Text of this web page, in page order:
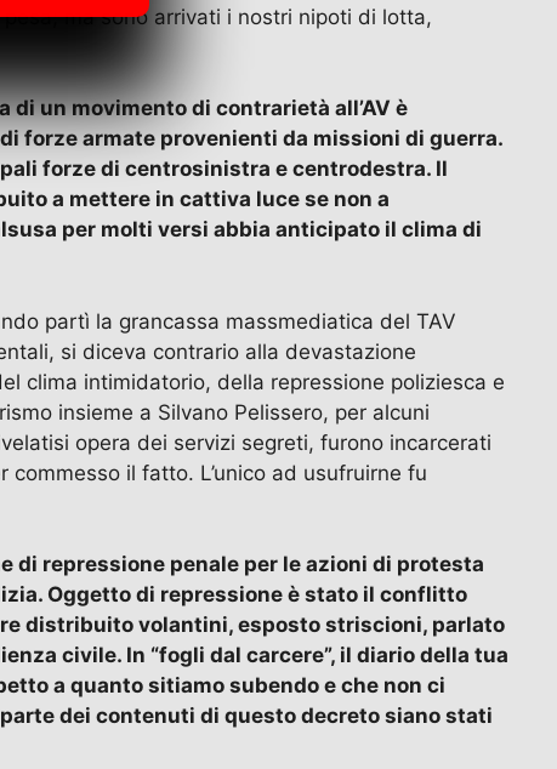
ma sono arrivati i nostri nipoti di lotta,
un movimento di contrarietà all’AV è
forze armate provenienti da missioni di guerra.
forze di centrosinistra e centrodestra. Il
a mettere in cattiva luce se non a
per molti versi abbia anticipato il clima di
partì la grancassa massmediatica del TAV
si diceva contrario alla devastazione
clima intimidatorio, della repressione poliziesca e
insieme a Silvano Pelissero, per alcuni
opera dei servizi segreti, furono incarcerati
il fatto. L’unico ad usufruirne fu
repressione penale per le azioni di protesta
Oggetto di repressione è stato il conflitto
distribuito volantini, esposto striscioni, parlato
civile. In “fogli dal carcere”, il diario della tua
a quanto sitiamo subendo e che non ci
dei contenuti di questo decreto siano stati